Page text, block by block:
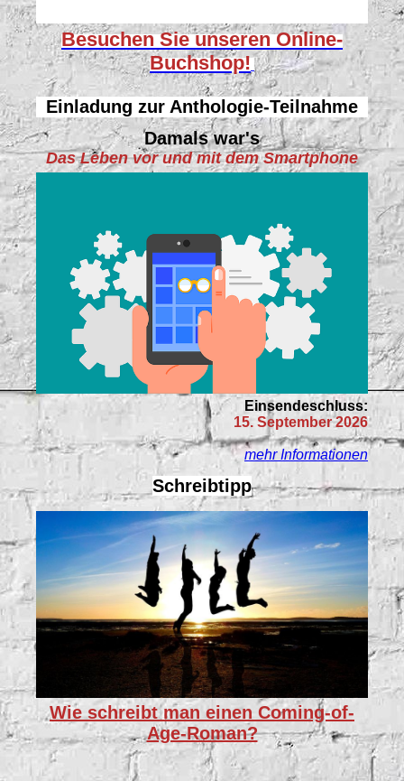
Besuchen Sie unserenOnline-
Buchshop!
Einladung zur Anthologie-Teilnahme
Damals war's
Das Leben vor und mit dem Smartphone
Einsendeschluss:
15. September 2026
mehr Informationen
Schreibtipp
Wie schreibt man einen Coming-of-
Age-Roman?